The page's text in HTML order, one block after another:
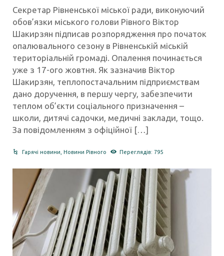
Секретар Рівненської міської ради, виконуючий
обов’язки міського голови Рівного Віктор
Шакирзян підписав розпорядження про початок
опалювального сезону в Рівненській міській
територіальній громаді. Опалення починається
уже з 17-ого жовтня. Як зазначив Віктор
Шакирзян, теплопостачальним підприємствам
дано доручення, в першу чергу, забезпечити
теплом об’єкти соціального призначення –
школи, дитячі садочки, медичні заклади, тощо.
За повідомленням з офіційної […]
Гарячі новини, Новини Рівного Переглядів: 795